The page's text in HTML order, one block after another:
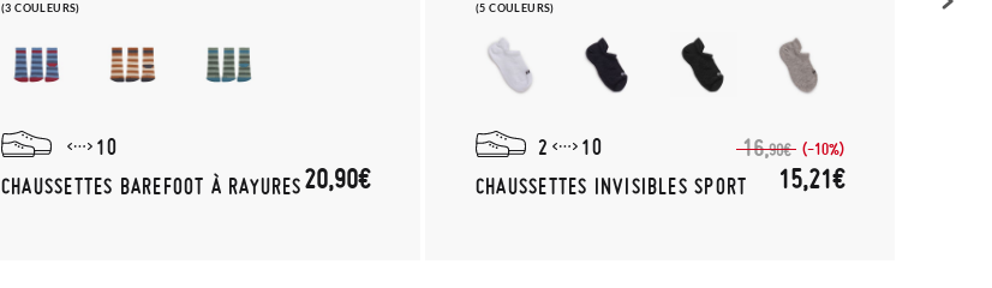
(3 COULEURS)
10
CHAUSSETTES BAREFOOT À RAYURES20,90€
(5 COULEURS)
2
10
CHAUSSETTES INVISIBLES SPORT
16,90€ (-10%)
15,21€
(3